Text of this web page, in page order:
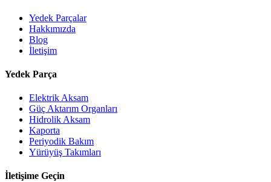
Yedek Parçalar
Hakkımızda
Blog
İletişim
Yedek Parça
Elektrik Aksam
Güç Aktarım Organları
Hidrolik Aksam
Kaporta
Periyodik Bakım
Yürüyüş Takımları
İletişime Geçin